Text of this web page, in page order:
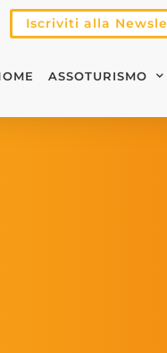
Iscriviti alla
ASSOTURISMO